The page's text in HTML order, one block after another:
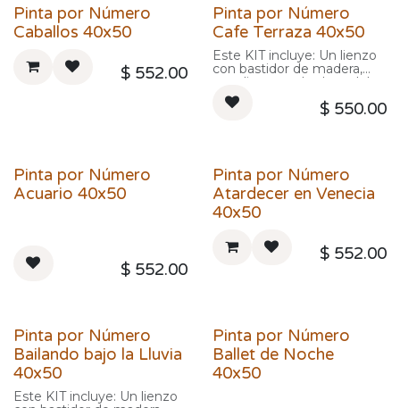
acrílica estos contenedores
ya vienen numerados para
hacer más fácil el pintado.
contenedores con pintura
acrílica estos contenedores
ya vienen numerados para
hacer más fácil el pintado.
Pinta por Número
Caballos 40x50
$ 552.00
Pinta por Número
Cafe Terraza 40x50
Este KIT incluye: Un lienzo
con bastidor de madera,
este lienzo es la clave del
producto porque viene con
una imagen preimpresa y
contenedores con pintura
acrílica estos contenedores
ya vienen numerados para
hacer más fácil el pintado.
$ 550.00
Pinta por Número
Acuario 40x50
$ 552.00
Pinta por Número
Atardecer en Venecia
40x50
$ 552.00
Pinta por Número
Bailando bajo la Lluvia
40x50
Este KIT incluye: Un lienzo
Pinta por Número
Ballet de Noche
40x50